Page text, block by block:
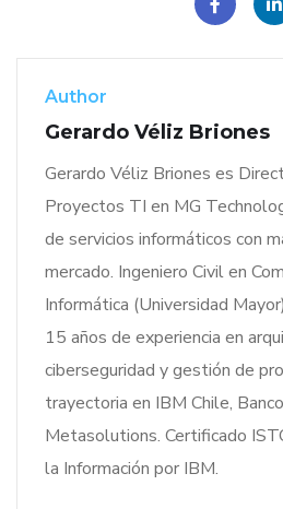
Author
Gerardo Véliz Briones
Gerardo Véliz Briones es
Proyectos TI en MG
de servicios informáticos con
mercado. Ingeniero Civil en
Informática (Universidad
15 años de experiencia en
ciberseguridad y gestión de
trayectoria en IBM Chile,
Metasolutions. Certificado
la Información por IBM.